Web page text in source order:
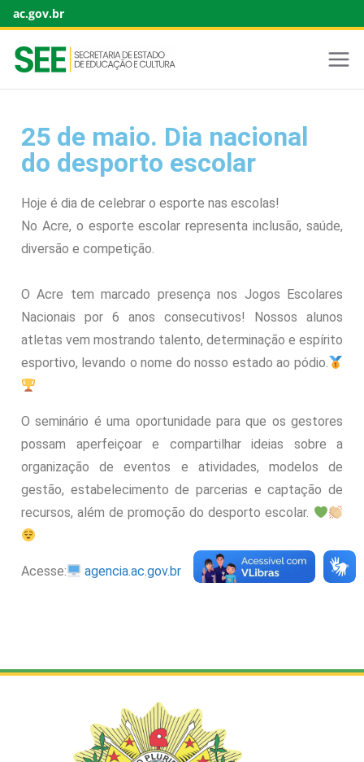
ac.gov.br
25 de maio. Dia nacional
do desporto escolar
Hoje é dia de celebrar o esporte nas escolas!
No Acre, o esporte escolar representa inclusão, saúde,
diversão e competição.
O Acre tem marcado presença nos Jogos Escolares
Nacionais por 6 anos consecutivos! Nossos alunos
atletas vem mostrando talento, determinação e espírito
esportivo, levando o nome do nosso estado ao pódio.
O seminário é uma oportunidade para que os gestores
possam aperfeiçoar e compartilhar ideias sobre a
organização de eventos e atividades, modelos de
gestão, estabelecimento de parcerias e captação de
recursos, além de promoção do desporto escolar.
Acesse: agencia.ac.gov.br